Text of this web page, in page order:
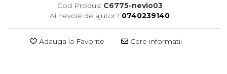
Cod Produs: C6775-nevio03
Ai nevoie de ajutor? 0740239140
Adauga la Favorite Cere informatii